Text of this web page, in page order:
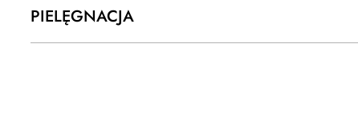
PIELĘGNACJA